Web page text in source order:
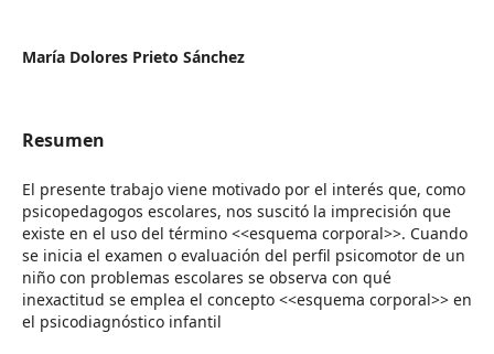
María Dolores Prieto Sánchez
Resumen
El presente trabajo viene motivado por el interés que, como
psicopedagogos escolares, nos suscitó la imprecisión que
existe en el uso del término <<esquema corporal>>. Cuando
se inicia el examen o evaluación del perfil psicomotor de un
niño con problemas escolares se observa con qué
inexactitud se emplea el concepto <<esquema corporal>> en
el psicodiagnóstico infantil